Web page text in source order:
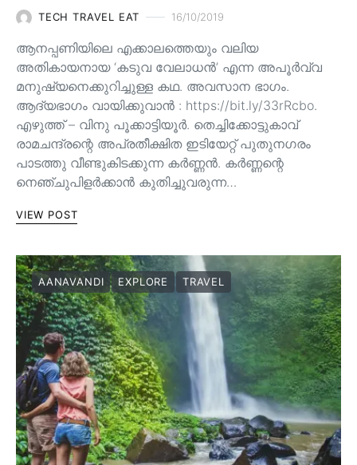
TECH TRAVEL EAT 16/10/2019
ആനപ്പണിയിലെ എക്കാലത്തെയും വലിയ
അതികായനായ ‘കടുവ വേലാധൻ’ എന്ന അപൂർവ്വ
മനുഷ്യനെക്കുറിച്ചുള്ള കഥ. അവസാന ഭാഗം.
ആദ്യഭാഗം വായിക്കുവാൻ : https://bit.ly/33rRcbo.
എഴുത്ത് – വിനു പൂക്കാട്ടിയൂർ. തെച്ചിക്കോട്ടുകാവ്
രാമചന്ദ്രന്റെ അപ്രതീക്ഷിത ഇടിയേറ്റ് പുതുനഗരം
പാടത്തു വീണ്ടുകിടക്കുന്ന കർണ്ണൻ. കർണ്ണന്റെ
നെഞ്ചുപിളർക്കാൻ കുതിച്ചുവരുന്ന…
VIEW POST
AANAVANDI EXPLORE TRAVEL